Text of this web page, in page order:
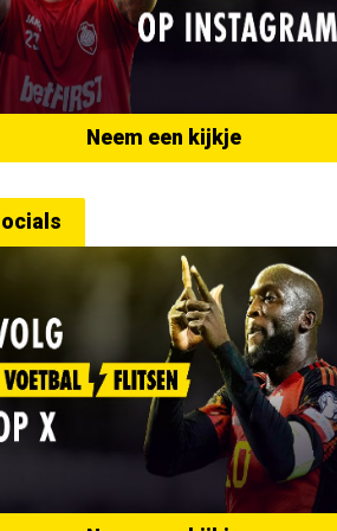
Neem een kijkje